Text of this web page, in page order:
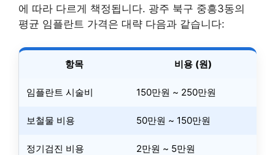
에 따라 다르게 책정됩니다. 광주 북구 중흥3동의
평균 임플란트 가격은 대략 다음과 같습니다:
항목 비용 (원)
임플란트 시술비 150만원 ~ 250만원
보철물 비용 50만원 ~ 150만원
정기검진 비용 2만원 ~ 5만원